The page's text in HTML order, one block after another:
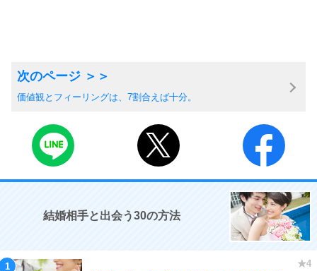
価値観とフィーリングは、7割合えば十分。
結婚相手と出会う30の方法